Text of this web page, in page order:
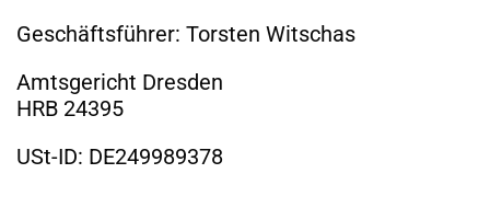
Geschäftsführer: Torsten Witschas
Amtsgericht Dresden
HRB 24395
USt-ID: DE249989378